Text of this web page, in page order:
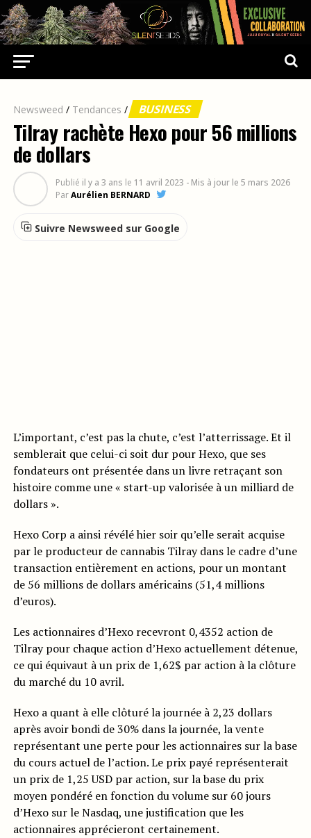
Newsweed / Tendances / BUSINESS
Tilray rachète Hexo pour 56 millions
de dollars
Publié il y a 3 ans le 11 avril 2023 - Mis à jour le 5 mars 2026
ParAurélien BERNARD
Suivre Newsweed sur Google
L’important, c’est pas la chute, c’est l’atterrissage. Et il
semblerait que celui-ci soit dur pour Hexo, que ses
fondateurs ont présentée dans un livre retraçant son
histoire comme une « start-up valorisée à un milliard de
dollars ».
Hexo Corp a ainsi révélé hier soir qu’elle serait acquise
par le producteur de cannabis Tilray dans le cadre d’une
transaction entièrement en actions, pour un montant
de 56 millions de dollars américains (51,4 millions
d’euros).
Les actionnaires d’Hexo recevront 0,4352 action de
Tilray pour chaque action d’Hexo actuellement détenue,
ce qui équivaut à un prix de 1,62$ par action à la clôture
du marché du 10 avril.
Hexo a quant à elle clôturé la journée à 2,23 dollars
après avoir bondi de 30% dans la journée, la vente
représentant une perte pour les actionnaires sur la base
du cours actuel de l’action. Le prix payé représenterait
un prix de 1,25 USD par action, sur la base du prix
moyen pondéré en fonction du volume sur 60 jours
d’Hexo sur le Nasdaq, une justification que les
actionnaires apprécieront certainement.